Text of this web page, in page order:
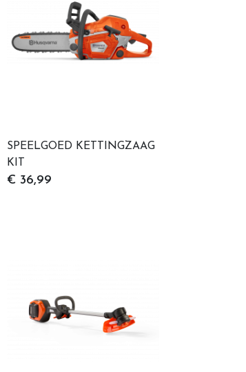
SPEELGOED KETTINGZAAG
KIT
€ 36,99